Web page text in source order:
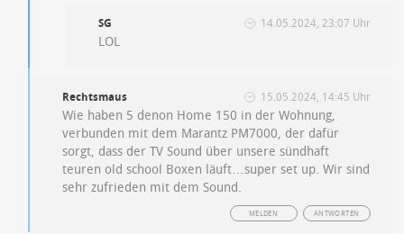
SG 14.05.2024, 23:07 Uhr
LOL
Rechtsmaus 15.05.2024, 14:45 Uhr
Wie haben 5 denon Home 150 in der Wohnung,
verbunden mit dem Marantz PM7000, der dafür
sorgt, dass der TV Sound über unsere sündhaft
teuren old school Boxen läuft…super set up. Wir sind
sehr zufrieden mit dem Sound.
ANTWORTEN
MELDEN